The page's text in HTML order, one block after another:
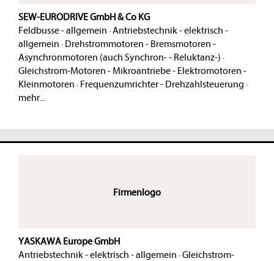
SEW-EURODRIVE GmbH & Co KG
Feldbusse - allgemein ·Antriebstechnik - elektrisch -
allgemein · Drehstrommotoren - Bremsmotoren -
Asynchronmotoren (auch Synchron- - Reluktanz-) ·
Gleichstrom-Motoren - Mikroantriebe - Elektromotoren -
Kleinmotoren · Frequenzumrichter - Drehzahlsteuerung ·
mehr...
Firmenlogo
YASKAWA Europe GmbH
Antriebstechnik - elektrisch - allgemein ·Gleichstrom-